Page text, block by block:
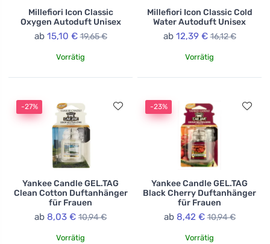
Millefiori Icon Classic
Oxygen Autoduft Unisex
ab 15,10 € 19,65 €
Vorrätig
Millefiori Icon Classic Cold
Water Autoduft Unisex
ab 12,39 € 16,12 €
Vorrätig
-27%
Yankee Candle GEL.TAG
Clean Cotton Duftanhänger
für Frauen
ab 8,03 € 10,94 €
Vorrätig
-23%
Yankee Candle GEL.TAG
Black Cherry Duftanhänger
für Frauen
ab 8,42 € 10,94 €
Vorrätig